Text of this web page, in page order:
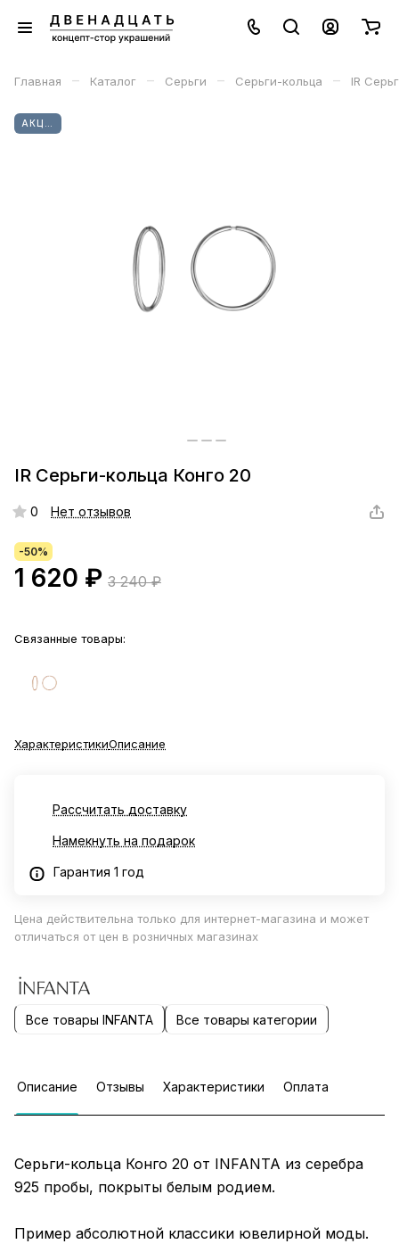
Главная – Каталог – Серьги – Серьги-кольца – IR
IR Серьги-кольца Конго 20
0 Нет отзывов
-50%
1 620 ₽ 3 240 ₽
Связанные товары:
ХарактеристикиОписание
Рассчитать доставку
Намекнуть на подарок
Гарантия 1 год
Цена действительна только для интернет-магазина и может
отличаться от цен в розничных магазинах
Все товары INFANTA Все товары категории
Описание Отзывы Характеристики Оплата
Серьги-кольца Конго 20 от INFANTA из серебра
925 пробы, покрыты белым родием.
Пример абсолютной классики ювелирной моды.